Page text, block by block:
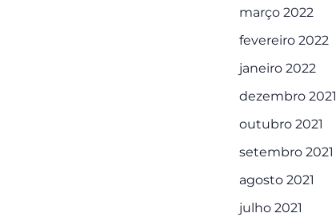
março 2022
fevereiro 2022
janeiro 2022
dezembro 2021
outubro 2021
setembro 2021
agosto 2021
julho 2021